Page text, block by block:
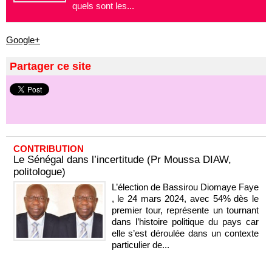
quels sont les...
Google+
Partager ce site
CONTRIBUTION
Le Sénégal dans l’incertitude (Pr Moussa DIAW,
politologue)
L’élection de Bassirou Diomaye Faye
, le 24 mars 2024, avec 54% dès le
premier tour, représente un tournant
dans l’histoire politique du pays car
elle s’est déroulée dans un contexte
particulier de...